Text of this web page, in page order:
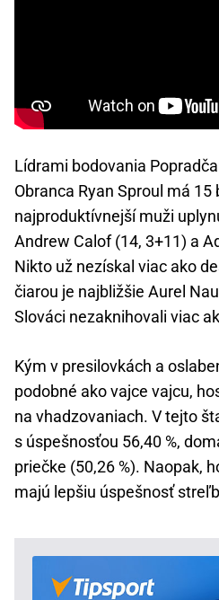
Lídrami bodovania
Obranca Ryan Sproul má
najproduktívnejší muži
Andrew Calof (14, 3+11) a
Nikto už nezískal viac ako
čiarou je najbližšie Aurel
Slováci nezaknihovali viac
Kým v presilovkách a
podobné ako vajce vajcu,
na vhadzovaniach. V tejto
s úspešnosťou 56,40 %,
priečke (50,26 %). Naopak,
majú lepšiu úspešnosť